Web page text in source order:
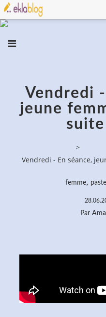
Vendredi
jeune
>
Vendredi - En séance,
femme,
Par